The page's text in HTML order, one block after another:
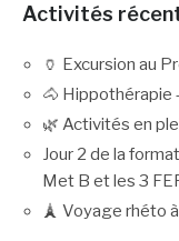
Activités
🏺 Excursion au
🐴 Hippothérapie
🌿 Activités en
Jour 2 de la
Met B et les 3
🗼 Voyage rhéto